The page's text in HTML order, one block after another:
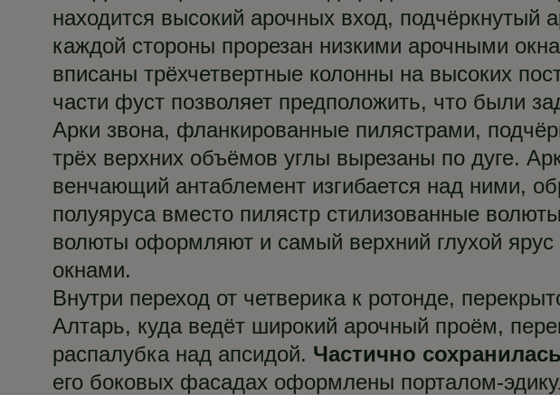
находится высокий арочных вход,
каждой стороны прорезан низкими арочными
вписаны трёхчетвертные колонны на высоких
части фуст позволяет предположить, что были
Арки звона, фланкированные пилястрами,
трёх верхних объёмов углы вырезаны по дуге.
венчающий антаблемент изгибается над ними,
полуяруса вместо пилястр стилизованные
волюты оформляют и самый верхний глухой
окнами.
Внутри переход от четверика к ротонде,
Алтарь, куда ведёт широкий арочный проём,
распалубка над апсидой. Частично
его боковых фасадах оформлены порталом-